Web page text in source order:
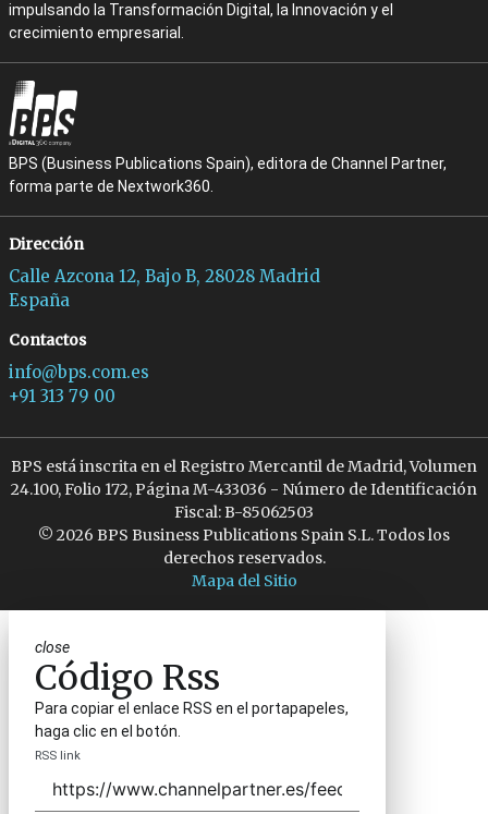
impulsando la Transformación Digital, la Innovación y el
crecimiento empresarial.
BPS (Business Publications Spain), editora de Channel Partner,
forma parte de Nextwork360.
Dirección
Calle Azcona 12, Bajo B, 28028 Madrid
España
Contactos
info@bps.com.es
+91 313 79 00
BPS está inscrita en el Registro Mercantil de Madrid, Volumen
24.100, Folio 172, Página M-433036 - Número de Identificación
Fiscal: B-85062503
© 2026 BPS Business Publications Spain S.L. Todos los
derechos reservados.
Mapa del Sitio
close
Código Rss
Para copiar el enlace RSS en el portapapeles,
haga clic en el botón.
RSS link